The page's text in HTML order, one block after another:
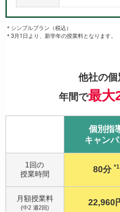
＊シンプルプラン（税込）
＊3月1日より、新学年の授業料となります。
他社の個
年間で最大
個別指
キャンパ
1回の
授業時間
80分 *1
月額授業料
(中2 週2回)
22,960